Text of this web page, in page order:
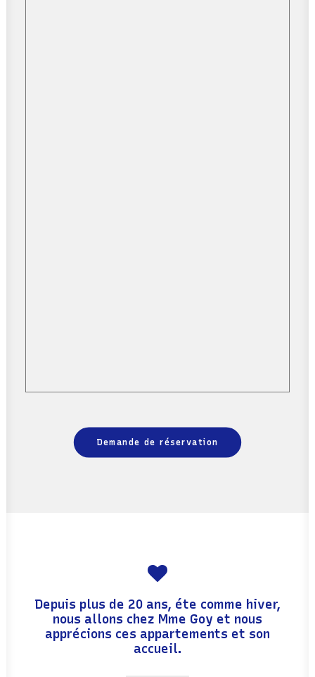
Demande de réservation
Depuis plus de 20 ans, éte comme hiver,
nous allons chez Mme Goy et nous
apprécions ces appartements et son
accueil.